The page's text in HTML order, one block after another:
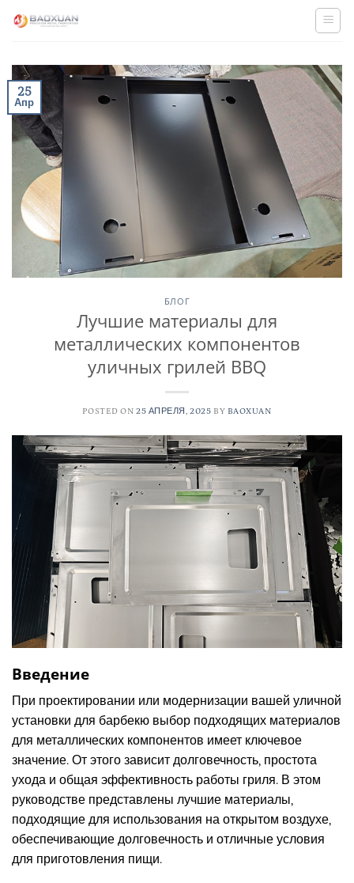
25
Апр
БЛОГ
Лучшие материалы для
металлических компонентов
уличных грилей BBQ
POSTED ON25 АПРЕЛЯ, 2025 BY BAOXUAN
Введение
При проектировании или модернизации вашей уличной
установки для барбекю выбор подходящих материалов
для металлических компонентов имеет ключевое
значение. От этого зависит долговечность, простота
ухода и общая эффективность работы гриля. В этом
руководстве представлены лучшие материалы,
подходящие для использования на открытом воздухе,
обеспечивающие долговечность и отличные условия
для приготовления пищи.